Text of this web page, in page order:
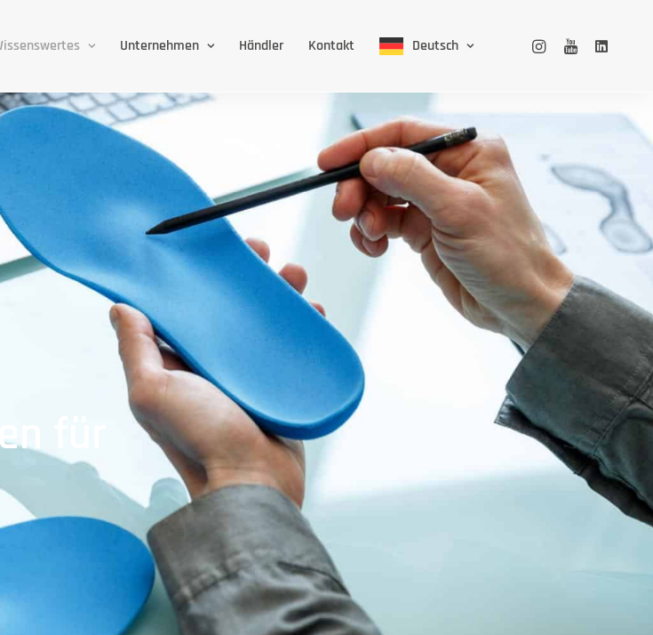
Unternehmen Händler Kontakt Deutsch
für